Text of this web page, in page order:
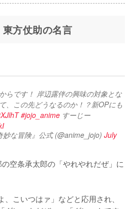
方仗助の名言
らです！ 岸辺露伴の興味の対象とな
、この先どうなるのか！？新OPにも
#jojo_anime
な冒険』公式 (@anime_jojo) July
空条承太郎の「やれやれだぜ」に
こいつはァ」などと応用され、